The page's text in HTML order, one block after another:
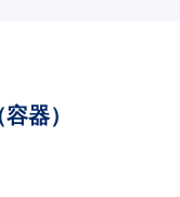
器）